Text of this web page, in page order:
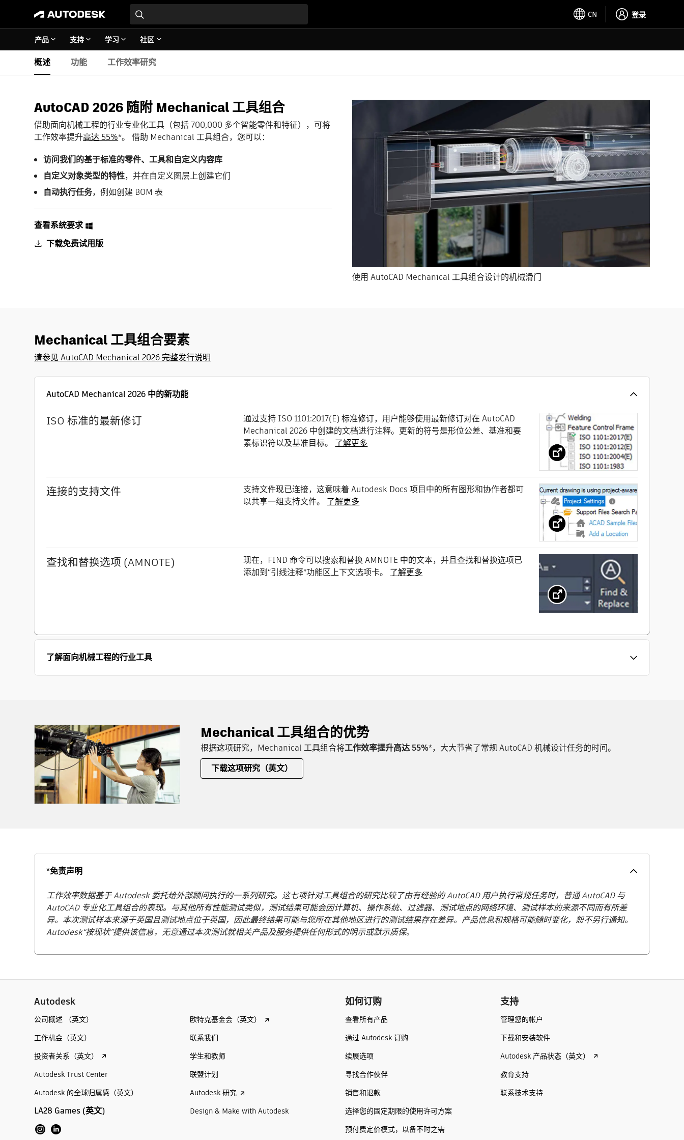
CN 登录
产品 支持 学习 社区
概述 功能 工作效率研究
AutoCAD 2026 随附 Mechanical 工具组合
借助面向机械工程的行业专业化工具（包括 700,000 多个智能零件和特征），可将
工作效率提升高达 55%*。借助 Mechanical 工具组合，您可以：
访问我们的基于标准的零件、工具和自定义内容库
自定义对象类型的特性，并在自定义图层上创建它们
自动执行任务，例如创建 BOM 表
查看系统要求
下载免费试用版
使用 AutoCAD Mechanical 工具组合设计的机械滑门
Mechanical 工具组合要素
请参见 AutoCAD Mechanical 2026 完整发行说明
AutoCAD Mechanical 2026 中的新功能
ISO 标准的最新修订
通过支持 ISO 1101:2017(E) 标准修订，用户能够使用最新修订对在 AutoCAD
Mechanical 2026 中创建的文档进行注释。更新的符号是形位公差、基准和要
素标识符以及基准目标。
了解更多
连接的支持文件
支持文件现已连接，这意味着 Autodesk Docs 项目中的所有图形和协作者都可
以共享一组支持文件。
了解更多
查找和替换选项 (AMNOTE)
现在，FIND 命令可以搜索和替换 AMNOTE 中的文本，并且查找和替换选项已
添加到“引线注释”功能区上下文选项卡。
了解更多
了解面向机械工程的行业工具
Mechanical 工具组合的优势
根据这项研究，Mechanical 工具组合将工作效率提升高达 55%*，大大节省了常规 AutoCAD 机械设计任务的时间。
下载这项研究（英文）
*免责声明
工作效率数据基于 Autodesk 委托给外部顾问执行的一系列研究。这七项针对工具组合的研究比较了由有经验的 AutoCAD 用户执行常规任务时，普通 AutoCAD 与
AutoCAD 专业化工具组合的表现。与其他所有性能测试类似，测试结果可能会因计算机、操作系统、过滤器、测试地点的网络环境、测试样本的来源不同而有所差
异。本次测试样本来源于英国且测试地点位于英国，因此最终结果可能与您所在其他地区进行的测试结果存在差异。产品信息和规格可能随时变化，恕不另行通知。
Autodesk“按现状”提供该信息，无意通过本次测试就相关产品及服务提供任何形式的明示或默示质保。
Autodesk
公司概述 （英文）
工作机会（英文）
投资者关系（英文）
Autodesk Trust Center
Autodesk 的全球归属感（英文）
LA28 Games (英文)
欧特克基金会（英文）
联系我们
学生和教师
联盟计划
Autodesk 研究
Design & Make with Autodesk
如何订购
查看所有产品
通过 Autodesk 订购
续展选项
寻找合作伙伴
销售和退款
选择您的固定期限的使用许可方案
预付费定价模式，以备不时之需
支持
管理您的帐户
下载和安装软件
Autodesk 产品状态（英文）
教育支持
联系技术支持